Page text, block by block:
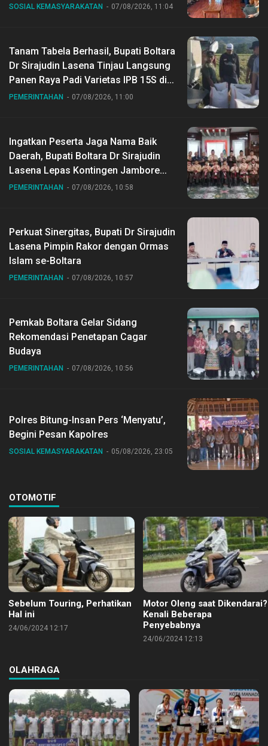
SOSIAL KEMASYARAKATAN 07/08/2026, 11:04
Tanam Tabela Berhasil, Bupati Boltara
Dr Sirajudin Lasena Tinjau Langsung
Panen Raya Padi Varietas IPB 15S di
Desa Gihang
PEMERINTAHAN 07/08/2026, 11:00
Ingatkan Peserta Jaga Nama Baik
Daerah, Bupati Boltara Dr Sirajudin
Lasena Lepas Kontingen Jambore
Nasional ke XII di Buperta Cibubur
PEMERINTAHAN 07/08/2026, 10:58
Perkuat Sinergitas, Bupati Dr Sirajudin
Lasena Pimpin Rakor dengan Ormas
Islam se-Boltara
PEMERINTAHAN 07/08/2026, 10:57
Pemkab Boltara Gelar Sidang
Rekomendasi Penetapan Cagar
Budaya
PEMERINTAHAN 07/08/2026, 10:56
Polres Bitung-Insan Pers ‘Menyatu’,
Begini Pesan Kapolres
SOSIAL KEMASYARAKATAN 05/08/2026, 23:05
OTOMOTIF
Sebelum Touring, Perhatikan
Hal ini
24/06/2024 12:17
Motor Oleng saat Dikendarai?
Kenali Beberapa
Penyebabnya
24/06/2024 12:13
OLAHRAGA